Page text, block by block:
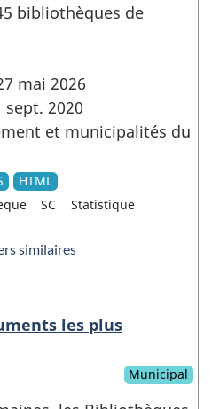
bibliothèques de
mai 2026
sept. 2020
et municipalités du
HTML
SC Statistique
similaires
les plus
Municipal